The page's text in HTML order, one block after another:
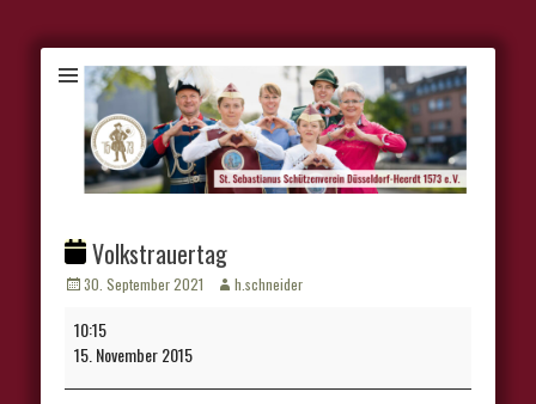
Volkstrauertag
Veröffentlicht
30. September 2021 Autorh.schneider
Volkstrauertag
10:15
15. November 2015